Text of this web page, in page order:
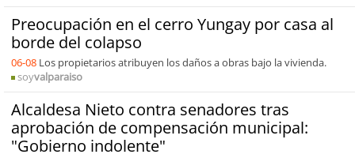
Preocupación en el cerro Yungay por casa al
borde del colapso
06-08 Los propietarios atribuyen los daños a obras bajo la vivienda.
soyvalparaiso
Alcaldesa Nieto contra senadores tras
aprobación de compensación municipal:
"Gobierno indolente"